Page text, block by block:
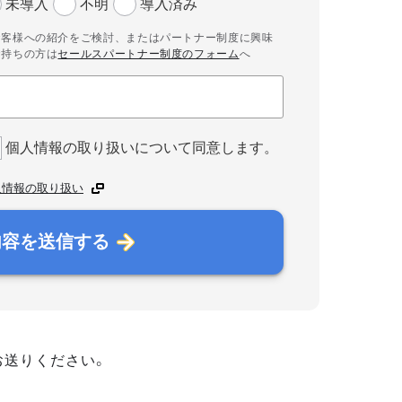
未導入 不明 導入済み
様への紹介をご検討、またはパートナー制度に興味
ちの方はセールスパートナー制度のフォームへ
個人情報の取り扱いについて同意します。
報の取り扱い
を送信する
りください。